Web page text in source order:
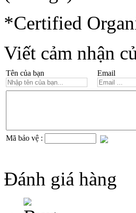
*Certified
Viết cảm nhận
Tên của bạn
Email
Mã bảo vệ :
Đánh giá hàng